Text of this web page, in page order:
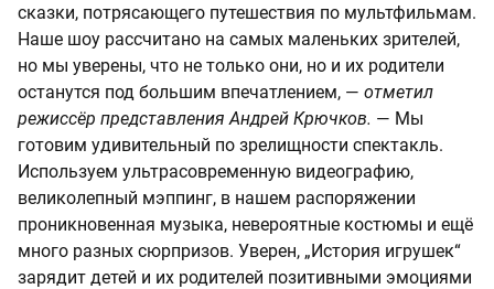
сказки, потрясающего путешествия по мультфильмам.
Наше шоу рассчитано на самых маленьких зрителей,
но мы уверены, что не только они, но и их родители
останутся под большим впечатлением, — отметил
режиссёр представления Андрей Крючков. — Мы
готовим удивительный по зрелищности спектакль.
Используем ультрасовременную видеографию,
великолепный мэппинг, в нашем распоряжении
проникновенная музыка, невероятные костюмы и ещё
много разных сюрпризов. Уверен, „История игрушек“
зарядит детей и их родителей позитивными эмоциями